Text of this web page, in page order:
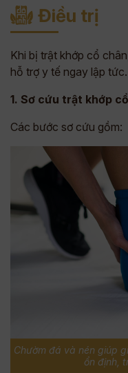
Điều trị
Khi bị trật khớp cổ
hỗ trợ y tế ngay lập tức.
1. Sơ cứu trật khớp
Các bước sơ cứu gồm:
Chườm đá và nén giúp
ổn định,